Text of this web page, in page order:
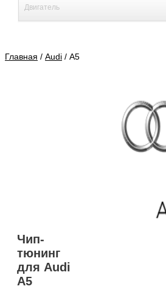
Главная / Audi / A5
Чип-
тюнинг
для Audi
A5